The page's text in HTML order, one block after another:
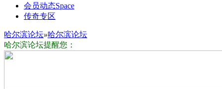
会员动态Space
传奇专区
哈尔滨论坛»哈尔滨论坛
哈尔滨论坛提醒您：